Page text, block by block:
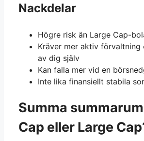
Nackdelar
Högre risk än Large Cap-
Kräver mer aktiv förvaltning
av dig själv
Kan falla mer vid en
Inte lika finansiellt stabila
Summa
Cap eller Large